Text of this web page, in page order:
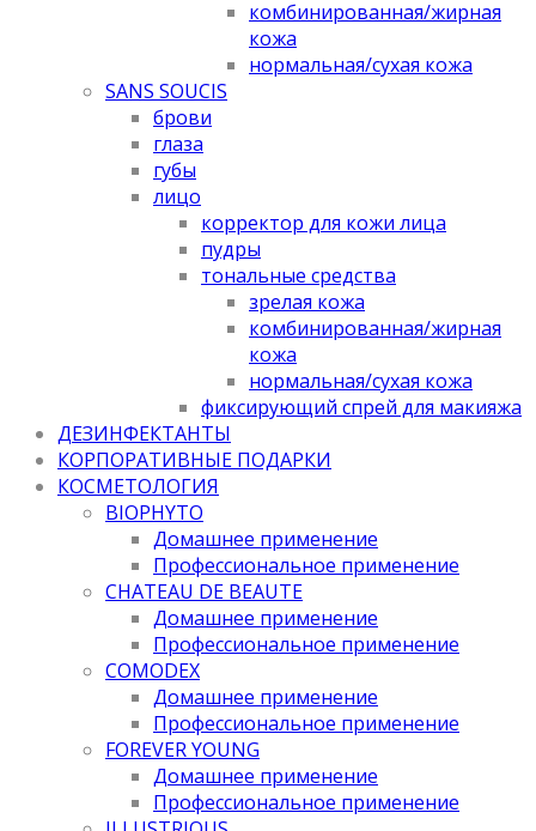
комбинированная/жирная
кожа
нормальная/cухая кожа
SANS SOUCIS
брови
глаза
губы
лицо
корректор для кожи лица
пудры
тональные средства
зрелая кожа
комбинированная/жирная
кожа
нормальная/cухая кожа
фиксирующий спрей для макияжа
ДЕЗИНФЕКТАНТЫ
КОРПОРАТИВНЫЕ ПОДАРКИ
КОСМЕТОЛОГИЯ
BIOPHYTO
Домашнее применение
Профессиональное применение
CHATEAU DE BEAUTE
Домашнее применение
Профессиональное применение
COMODEX
Домашнее применение
Профессиональное применение
FOREVER YOUNG
Домашнее применение
Профессиональное применение